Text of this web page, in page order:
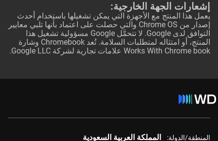
إشعارات الجهة الخارجية:
يعمل هذا المنتج مع الأجهزة التي يمكن تشغيلها باستخدام أحدث
إصدار من Chrome OS والتي حصلت على اعتماد بأنها تلبي معايير
التوافق لدى Google. لا تتحمَّل Google مسؤولية تشغيل هذا
المنتج، أو امتثاله لمتطلبات السلامة. تُعد Chromebook وشارة
Works With Chrome book علامات تجارية لشركة Google LLC.
المنطقة/الدولة: المملكة العربية السعودية